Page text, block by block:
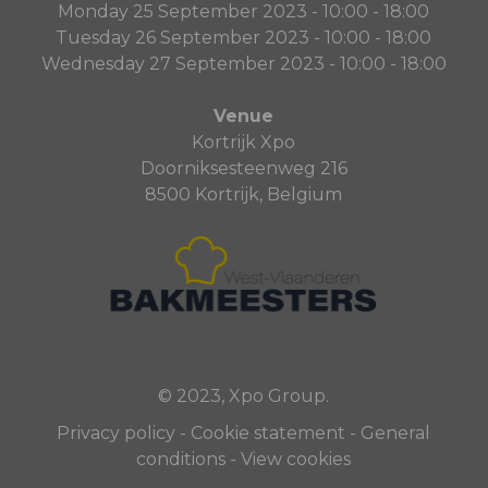
Monday 25 September 2023 - 10:00 - 18:00
Tuesday 26 September 2023 - 10:00 - 18:00
Wednesday 27 September 2023 - 10:00 - 18:00
Venue
Kortrijk Xpo
Doorniksesteenweg 216
8500 Kortrijk, Belgium
© 2023, Xpo Group.
Privacy policy - Cookie statement - General
conditions -View cookies